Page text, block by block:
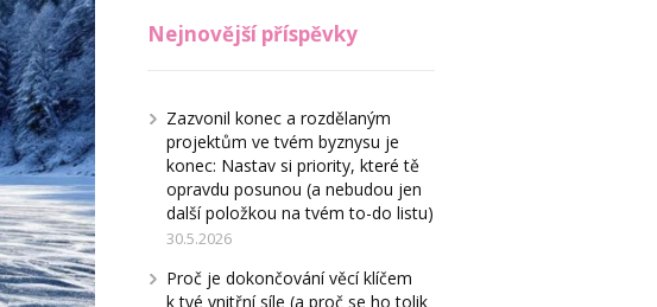
Nejnovější příspěvky
Zazvonil konec a rozdělaným
projektům ve tvém byznysu je
konec: Nastav si priority, které tě
opravdu posunou (a nebudou jen
další položkou na tvém to-do listu)
30.5.2026
Proč je dokončování věcí klíčem
k tvé vnitřní síle (a proč se ho tolik